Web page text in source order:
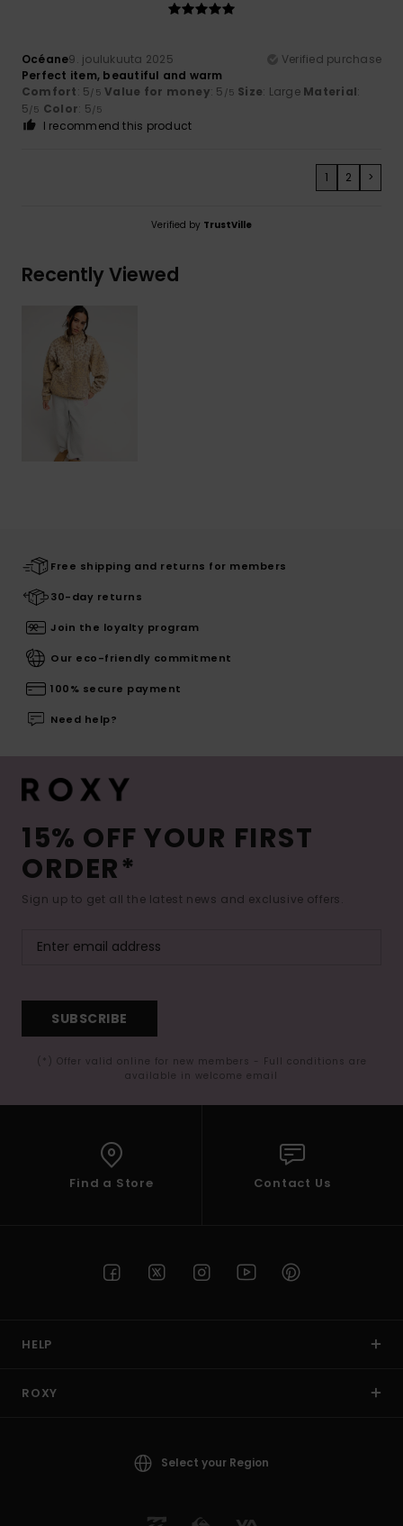
Océane9. joulukuuta 2025
Verified purchase
Perfect item, beautiful and warm
Comfort: 5/5 Value for money: 5 /5 Size: Large Material:
5/5 Color: 5/5
I recommend this product
1 2 >
Verified by TrustVille
Recently Viewed
Free shipping and returns for members
30-day returns
Join the loyalty program
Our eco-friendly commitment
100% secure payment
Need help?
15% OFF YOUR FIRST
ORDER*
Sign up to get all the latest news and exclusive offers.
SUBSCRIBE
(*) Offer valid online for new members - Full conditions are
available in welcome email
Find a Store Contact Us
HELP
ROXY
Select your Region